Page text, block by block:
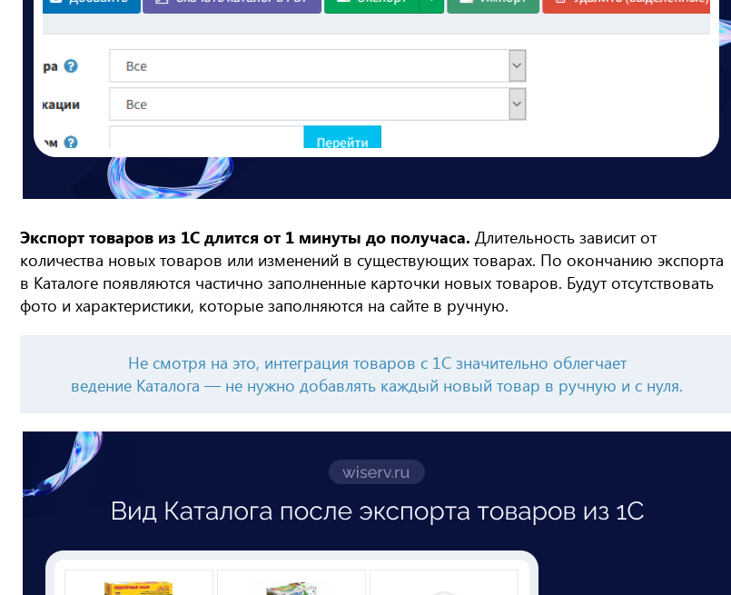
Экспорт товаров из 1С длится от 1 минуты до получаса. Длительность зависит от
количества новых товаров или изменений в существующих товарах. По окончанию экспорта
в Каталоге появляются частично заполненные карточки новых товаров. Будут отсутствовать
фото и характеристики, которые заполняются на сайте в ручную.
Не смотря на это, интеграция товаров с 1С значительно облегчает
ведение Каталога — не нужно добавлять каждый новый товар в ручную и с нуля.